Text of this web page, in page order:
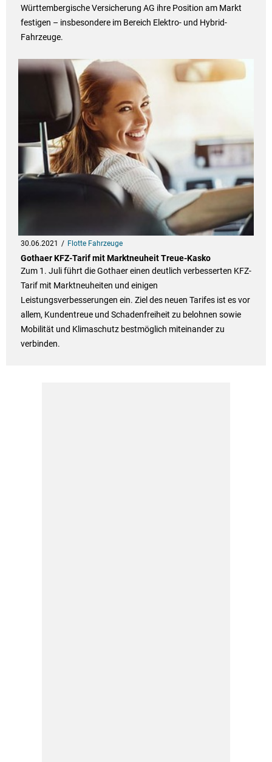
Württembergische Versicherung AG ihre Position am Markt
festigen – insbesondere im Bereich Elektro- und Hybrid-
Fahrzeuge.
30.06.2021 Flotte Fahrzeuge
Gothaer KFZ-Tarif mit Marktneuheit Treue-Kasko
Zum 1. Juli führt die Gothaer einen deutlich verbesserten KFZ-
Tarif mit Marktneuheiten und einigen
Leistungsverbesserungen ein. Ziel des neuen Tarifes ist es vor
allem, Kundentreue und Schadenfreiheit zu belohnen sowie
Mobilität und Klimaschutz bestmöglich miteinander zu
verbinden.